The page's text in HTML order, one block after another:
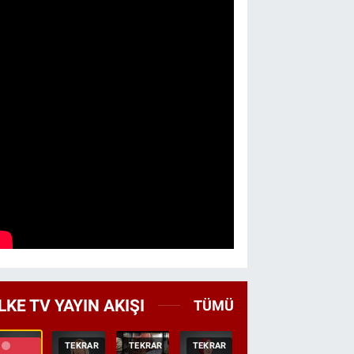
TV YAYIN AKIŞI TÜMÜ
TEKRAR TEKRAR TEKRAR